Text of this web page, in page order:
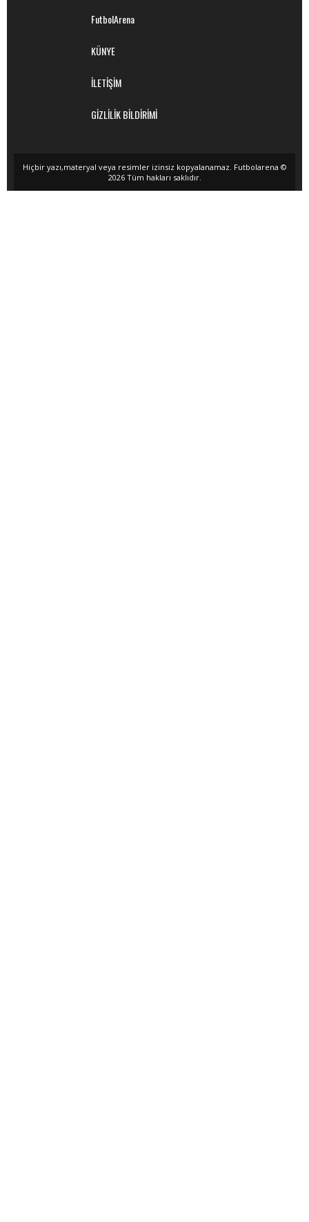
FutbolArena
KÜNYE
İLETİŞİM
GİZLİLİK BİLDİRİMİ
Hiçbir yazı,materyal veya resimler izinsiz kopyalanamaz. Futbolarena ©
2026 Tüm hakları saklıdır.